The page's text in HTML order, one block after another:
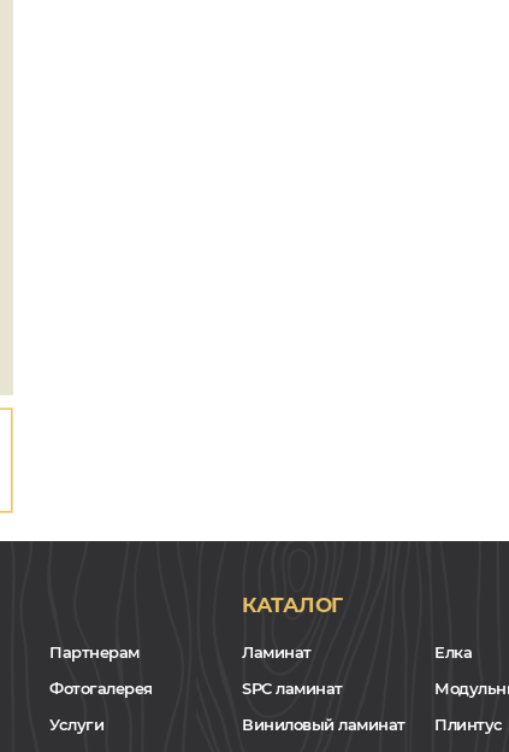
Партнерам
Фотогалерея
Услуги
КАТАЛОГ
Ламинат
SPC ламинат
Виниловый ламинат
Елка
Плинтус